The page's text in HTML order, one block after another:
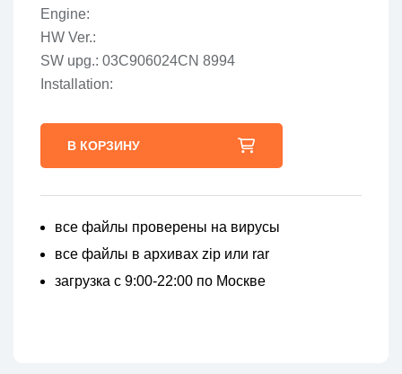
Engine:
HW Ver.:
SW upg.: 03C906024CN 8994
Installation:
В КОРЗИНУ
все файлы проверены на вирусы
все файлы в архивах zip или rar
загрузка с 9:00-22:00 по Москве